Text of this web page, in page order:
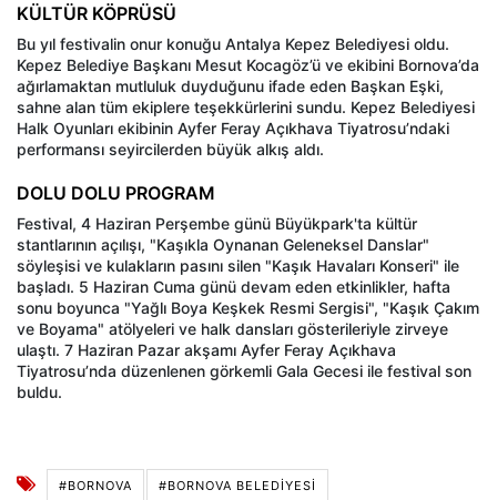
KÜLTÜR KÖPRÜSÜ
Bu yıl festivalin onur konuğu Antalya Kepez Belediyesi oldu.
Kepez Belediye Başkanı Mesut Kocagöz’ü ve ekibini Bornova’da
ağırlamaktan mutluluk duyduğunu ifade eden Başkan Eşki,
sahne alan tüm ekiplere teşekkürlerini sundu. Kepez Belediyesi
Halk Oyunları ekibinin Ayfer Feray Açıkhava Tiyatrosu’ndaki
performansı seyircilerden büyük alkış aldı.
DOLU DOLU PROGRAM
Festival, 4 Haziran Perşembe günü Büyükpark'ta kültür
stantlarının açılışı, "Kaşıkla Oynanan Geleneksel Danslar"
söyleşisi ve kulakların pasını silen "Kaşık Havaları Konseri" ile
başladı. 5 Haziran Cuma günü devam eden etkinlikler, hafta
sonu boyunca "Yağlı Boya Keşkek Resmi Sergisi", "Kaşık Çakım
ve Boyama" atölyeleri ve halk dansları gösterileriyle zirveye
ulaştı. 7 Haziran Pazar akşamı Ayfer Feray Açıkhava
Tiyatrosu’nda düzenlenen görkemli Gala Gecesi ile festival son
buldu.
#BORNOVA #BORNOVA BELEDIYESI